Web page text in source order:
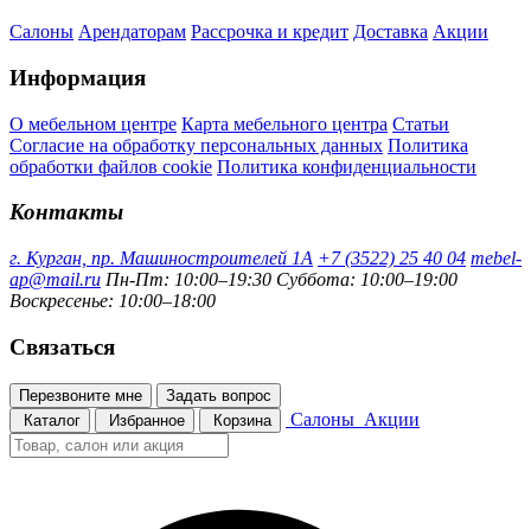
Салоны Арендаторам Рассрочка и кредит Доставка Акции
Информация
О мебельном центре Карта мебельного центра Статьи
Согласие на обработку персональных данных Политика
обработки файлов cookie Политика конфиденциальности
Контакты
г. Курган, пр. Машиностроителей 1А +7 (3522) 25 40 04 mebel-
ap@mail.ru Пн-Пт: 10:00–19:30 Суббота: 10:00–19:00
Воскресенье: 10:00–18:00
Связаться
Перезвоните мне
Задать вопрос
Каталог
Избранное Корзина Салоны Акции